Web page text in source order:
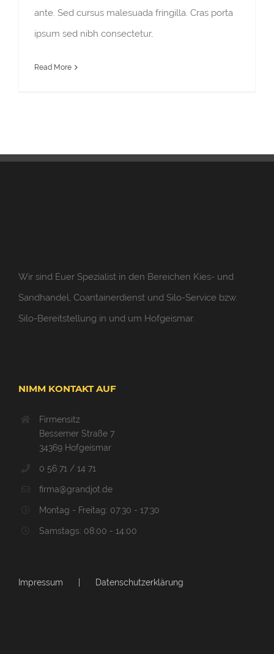
ante. Sed cursus malesuada fringilla. Cras porta
ipsum sed nibh consectetur,
Read More
Wir sind Euer Spezialist in den Bereichen Kies- und
Sandhandel, Coantainerdienst und Silo-Service bzw.
Silo-Bereitstellung in und um Hofgeismar.
NIMM KONTAKT AUF
Firmensitz
Bessemer Straße 7
34369 Hofgeismar
0 56 71 / 14 71
firma@grandjot.de
Montag - Freitag: 07:30 - 17:30
Samstags: 08:00 - 14:00
Impressum Datenschutzerklärung